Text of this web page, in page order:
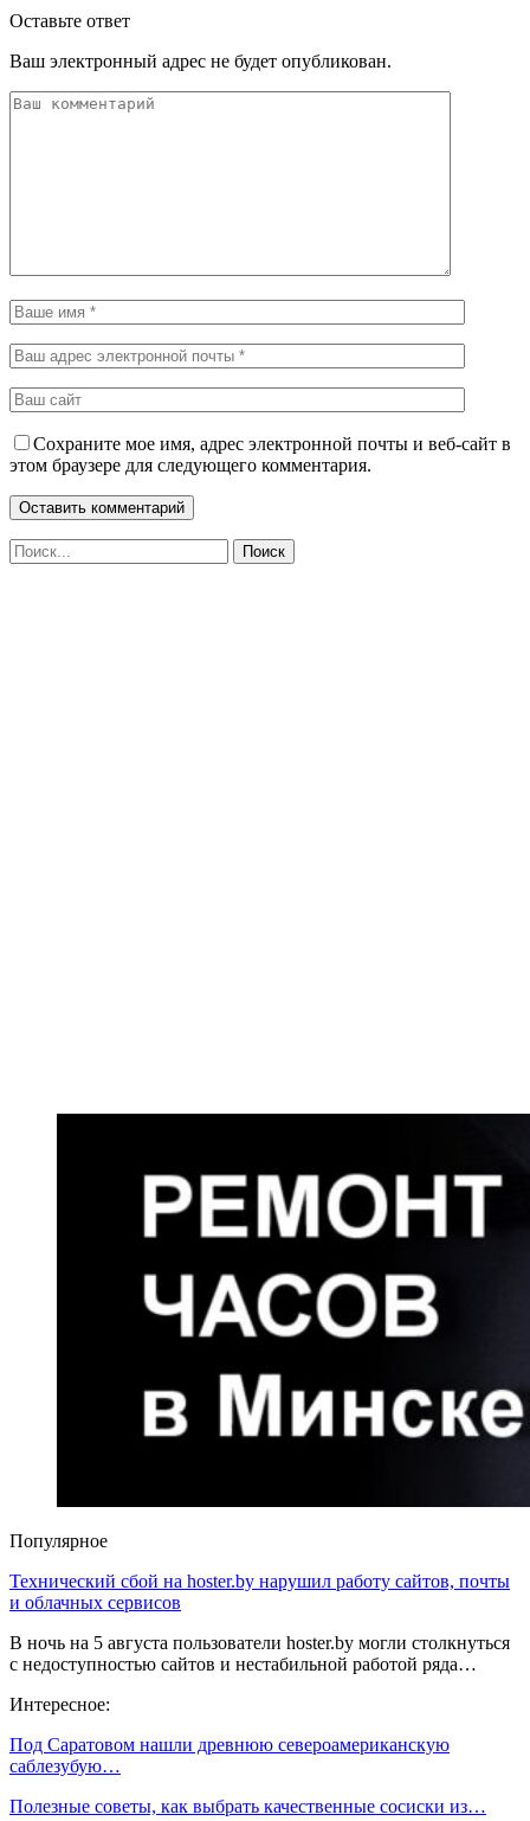
Оставьте ответ
Ваш электронный адрес не будет опубликован.
Сохраните мое имя, адрес электронной почты и веб-сайт в
этом браузере для следующего комментария.
Популярное
Технический сбой на hoster.by нарушил работу сайтов, почты
и облачных сервисов
В ночь на 5 августа пользователи hoster.by могли столкнуться
с недоступностью сайтов и нестабильной работой ряда…
Интересное:
Под Саратовом нашли древнюю североамериканскую
саблезубую…
Полезные советы, как выбрать качественные сосиски из…